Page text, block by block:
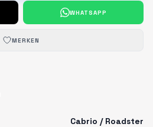
WHATSAPP
MERKEN
Cabrio / Roadster